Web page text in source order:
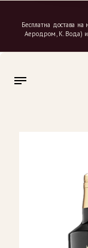
Бесплатна достава
Аеродром, К. Вода) и